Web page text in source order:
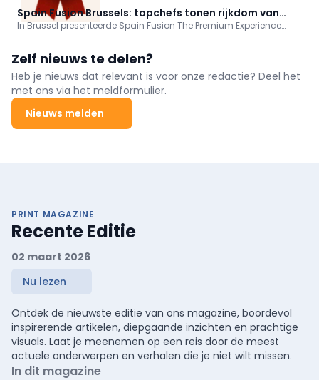
Spain Fusion Brussels: topchefs tonen rijkdom van
Spaanse gastronomie
In Brussel presenteerde Spain Fusion The Premium Experience
showcookings en wijn- en olijfolieproeverijen van topchefs en
experts, afgesloten met een exclusief VIP-diner.
Zelf nieuws te delen?
Heb je nieuws dat relevant is voor onze redactie? Deel het
met ons via het meldformulier.
Nieuws melden
PRINT MAGAZINE
Recente Editie
02 maart 2026
Nu lezen
Ontdek de nieuwste editie van ons magazine, boordevol
inspirerende artikelen, diepgaande inzichten en prachtige
visuals. Laat je meenemen op een reis door de meest
actuele onderwerpen en verhalen die je niet wilt missen.
In dit magazine